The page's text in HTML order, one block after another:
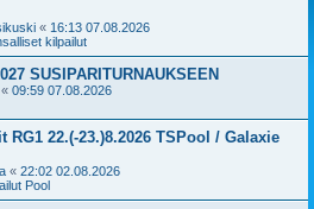
« 16:13 07.08.2026
kilpailut
SUSIPARITURNAUKSEEN
« 09:59 07.08.2026
RG1 22.(-23.)8.2026 TSPool / Galaxie
« 22:02 02.08.2026
Pool